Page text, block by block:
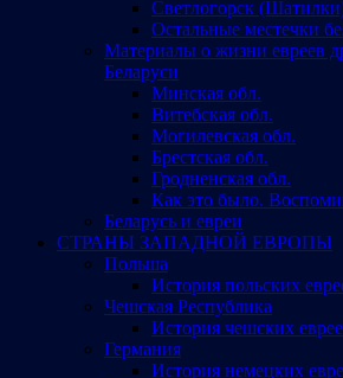
Светлогорск
Остальные местечки
Материалы о жизни евреев
Беларуси
Минская обл.
Витебская обл.
Могилевская обл.
Брестская обл.
Гродненская обл.
Как это было.
Беларусь и евреи
СТРАНЫ ЗАПАДНОЙ ЕВРОПЫ
Польша
История польских
Чешская Республика
История чешских
Германия
История немецких